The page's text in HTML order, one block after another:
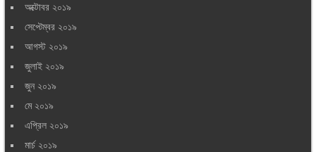
অক্টোবর ২০১৯
সেপ্টেম্বর ২০১৯
আগস্ট ২০১৯
জুলাই ২০১৯
জুন ২০১৯
মে ২০১৯
এপ্রিল ২০১৯
মার্চ ২০১৯